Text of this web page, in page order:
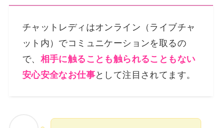
チャットレディはオンライン（ライブチャ
ット内）でコミュニケーションを取るの
で、 相手に触ることも触られることもない
安心安全なお仕事として注目されてます。